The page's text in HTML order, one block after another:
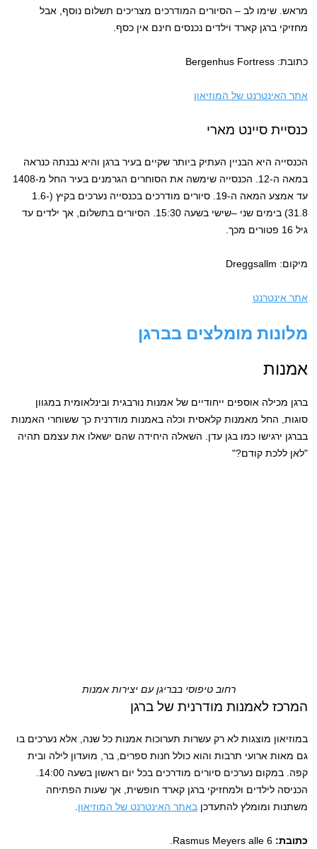
מראש. שימו לב – הסיורים המודרכים מצריכים תשלום נוסף, אבל
מחזיקי ברגן קארד וילדים נכנסים חינם אין כסף.
כתובת: Bergenhus Fortress
אתר האינטרנט של המוזיאון
כנסיית סיינט מארי
הכנסייה היא הבניין העתיק ביותר שקיים בעיר ברגן והיא נבנתה כנראה
במאה ה-12. הכנסייה שימשה את הסוחרים הגרמנים בעיר החל מ-1408
עד אמצע המאה ה-19. סיורים מודרכים בכנסייה נערכים בקיץ (1.6-
31.8) בימים שני –שישי בשעה 15:30. הסיורים בתשלום, אך ילדים עד
גיל 16 פטורים מכך.
מיקום: Dreggsallm
אתר אינטרנט
מלונות מומלצים בברגן
אמנות
ברגן מכילה אוספים ייחודיים של אמנות נורבגית ובינלאומית במגוון
סוגות, החל מאמנות קלאסית וכלה באמנות מודרנית כך ששוחרי האמנות
בברגן ירגישו כמו בגן עדן. השאלה היחידה שהם ישאלו את עצמם תהיה
"לאן ללכת קודם?"
רחוב טיפוסי בבריגן עם יצירות אמנות
המרכז לאמנות מודרנית של ברגן
במוזיאון מוצגות לא רק עשרות תערוכות אמנות כל שנה, אלא נערכים בו
גם מאות ארועי תרבות והוא כולל חנות ספרים, בר, מועדון לילה ובית
הכניסה לילדים ולמחזיקי ברגן קארד חופשית, אך שעות הפתיחה
משתנות ומומלץ להתעדכןבאתר האינטרנט של המוזיאון
כתובת: Rasmus Meyers alle 6.